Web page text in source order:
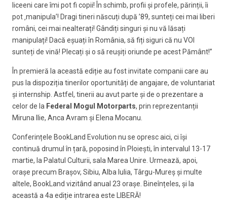
liceeni care îmi pot fi copii! În schimb, profii și profele, părinții, îi
pot ‚manipula’! Dragi tineri născuți după ’89, sunteți cei mai liberi
români, cei mai nealterați! Gândiți singuri și nu vă lăsați
manipulați! Dacă eșuați în România, să fiți siguri că nu VOI
sunteți de vină! Plecați și o să reușiți oriunde pe acest Pământ!”
În premieră la această ediție au fost invitate companii care au
pus la dispoziția tinerilor oportunități de angajare, de voluntariat
și internship. Astfel, tinerii au avut parte și de o prezentare a
celor de la Federal Mogul Motorparts, prin reprezentanții
Miruna Ilie, Anca Avram și Elena Mocanu.
Conferințele BookLand Evolution nu se opresc aici, ci își
continuă drumul în țară, poposind în Ploiești, în intervalul 13-17
martie, la Palatul Culturii, sala Marea Unire. Urmează, apoi,
orașe precum Brașov, Sibiu, Alba Iulia, Târgu-Mureș și multe
altele, BookLand vizitând anual 23 orașe. Bineînțeles, şi la
această a 4a ediție intrarea este LIBERĂ!